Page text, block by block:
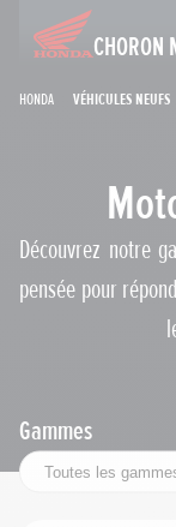
CHORON
Honda Véhicules neufs
Découvrez notre
pensée pour
Gammes
Permis requis